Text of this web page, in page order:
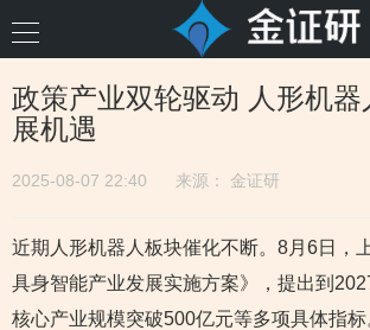
政策产业双轮驱动 人形机器
展机遇
2025-08-07 22:40 来源： 金证研
近期人形机器人板块催化不断。8月6日，
具身智能产业发展实施方案》，提出到
核心产业规模突破500亿元等多项具体指